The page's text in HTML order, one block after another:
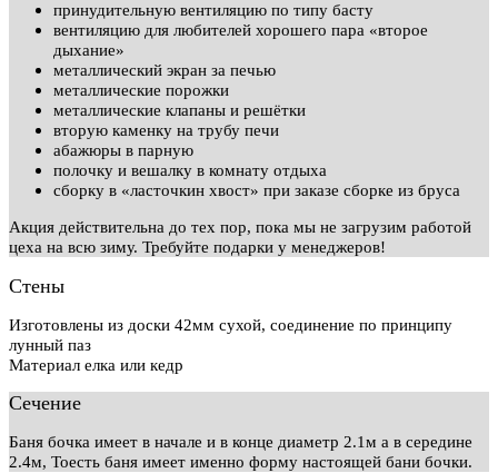
принудительную вентиляцию по типу басту
вентиляцию для любителей хорошего пара «второе
дыхание»
металлический экран за печью
металлические порожки
металлические клапаны и решётки
вторую каменку на трубу печи
абажюры в парную
полочку и вешалку в комнату отдыха
сборку в «ласточкин хвост» при заказе сборке из бруса
Акция действительна до тех пор, пока мы не загрузим работой
цеха на всю зиму. Требуйте подарки у менеджеров!
Стены
Изготовлены из доски 42мм сухой, соединение по принципу
лунный паз
Материал елка или кедр
Сечение
Баня бочка имеет в начале и в конце диаметр 2.1м а в середине
2.4м, Тоесть баня имеет именно форму настоящей бани бочки.